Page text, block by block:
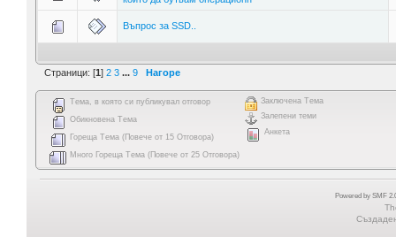
Въпрос за SSD..
Страници: [1] 2 3 ... 9 Нагоре
Тема, в която си публикувал отговор
Обикновена Тема
Гореща Тема (Повече от 15 Отговора)
Много Гореща Тема (Повече от 25 Отговора)
Заключена Тема
Залепени теми
Анкета
Powered by SMF